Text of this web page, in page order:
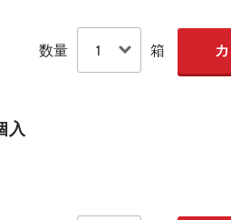
数量 箱
入